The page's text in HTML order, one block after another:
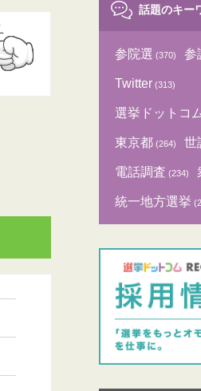
話題のキー
参院選 (370) 参
Twitter (313)
選挙ドットコ
東京都 (264) 世
電話調査 (234)
統一地方選挙